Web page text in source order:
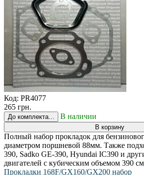
Код: PR4077
265 грн.
До комплекта... В наличии
В корзину
Полный набор прокладок для
диаметром поршневой 88мм. Также
390, Sadko GE-390, Hyundai IC390 и
двигателей с кубическим объемом 390
Прокладки 168F/GX160/GX200 набор